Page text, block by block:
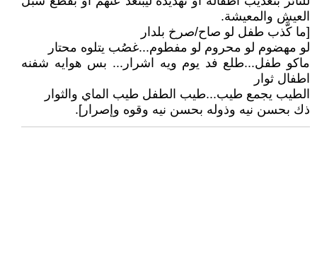
العيش والمعيشة.
[ما كَّذب طفل لو صاح/صرخ بلدار
لو مهضوم لو محروم لو مفطوم...غصُب يتلوه محتار
ماكو طفل...طلع فد يوم ويه اشرار... بس هوايه شفنه
اطفال ثوار
الطيب يجمع طيب...طيب الطفل طيب الماي والثوار
ذك بحسن نيه وذوله بحسن نيه وقوه وإصرار].